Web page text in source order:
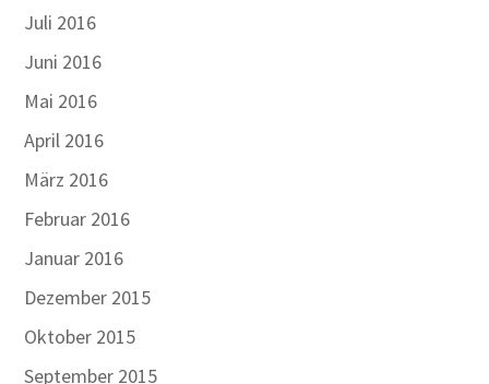
Juli 2016
Juni 2016
Mai 2016
April 2016
März 2016
Februar 2016
Januar 2016
Dezember 2015
Oktober 2015
September 2015